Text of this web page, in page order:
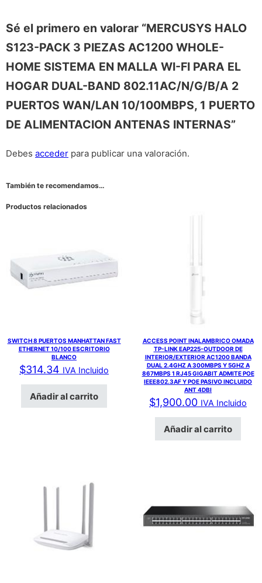
Sé el primero en valorar “MERCUSYS HALO
S123-PACK 3 PIEZAS AC1200 WHOLE-
HOME SISTEMA EN MALLA WI-FI PARA EL
HOGAR DUAL-BAND 802.11AC/N/G/B/A 2
PUERTOS WAN/LAN 10/100MBPS, 1 PUERTO
DE ALIMENTACION ANTENAS INTERNAS”
Debes acceder para publicar una valoración.
También te recomendamos…
Productos relacionados
SWITCH 8 PUERTOS MANHATTAN FAST
ETHERNET 10/100 ESCRITORIO
BLANCO
$314.34 IVA Incluido
Añadir al carrito
ACCESS POINT INALAMBRICO OMADA
TP-LINK EAP225-OUTDOOR DE
INTERIOR/EXTERIOR AC1200 BANDA
DUAL 2.4GHZ A 300MBPS Y 5GHZ A
867MBPS 1 RJ45 GIGABIT ADMITE POE
IEEE802.3AF Y POE PASIVO INCLUIDO
ANT 4DBI
$1,900.00 IVA Incluido
Añadir al carrito